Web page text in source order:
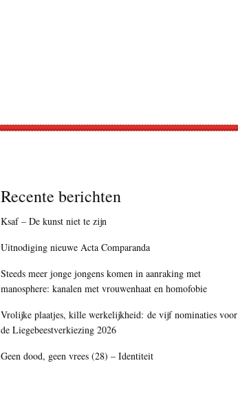
Recente berichten
Ksaf – De kunst niet te zijn
Uitnodiging nieuwe Acta Comparanda
Steeds meer jonge jongens komen in aanraking met
manosphere: kanalen met vrouwenhaat en homofobie
Vrolijke plaatjes, kille werkelijkheid: de vijf nominaties voor
de Liegebeestverkiezing 2026
Geen dood, geen vrees (28) – Identiteit